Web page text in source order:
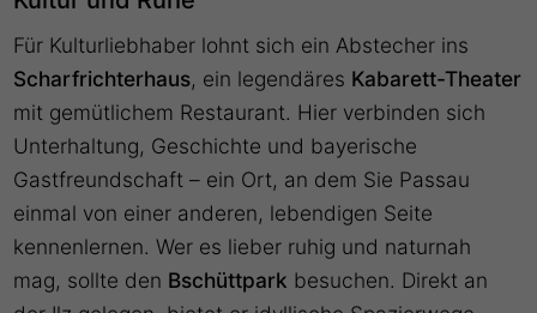
Für Kulturliebhaber lohnt sich ein Abstecher ins
Scharfrichterhaus, ein legendäres Kabarett-Theater
mit gemütlichem Restaurant. Hier verbinden sich
Unterhaltung, Geschichte und bayerische
Gastfreundschaft – ein Ort, an dem Sie Passau
einmal von einer anderen, lebendigen Seite
kennenlernen. Wer es lieber ruhig und naturnah
mag, sollte den Bschüttpark besuchen. Direkt an